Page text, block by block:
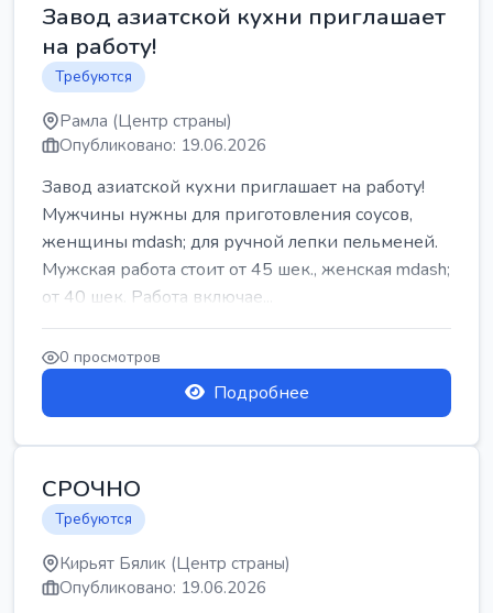
Завод азиатской кухни приглашает
на работу!
Требуются
Рамла (Центр страны)
Опубликовано: 19.06.2026
Завод азиатской кухни приглашает на работу!
Мужчины нужны для приготовления соусов,
женщины mdash; для ручной лепки пельменей.
Мужская работа стоит от 45 шек., женская mdash;
от 40 шек. Работа включае...
0 просмотров
Подробнее
СРОЧНО
Требуются
Кирьят Бялик (Центр страны)
Опубликовано: 19.06.2026